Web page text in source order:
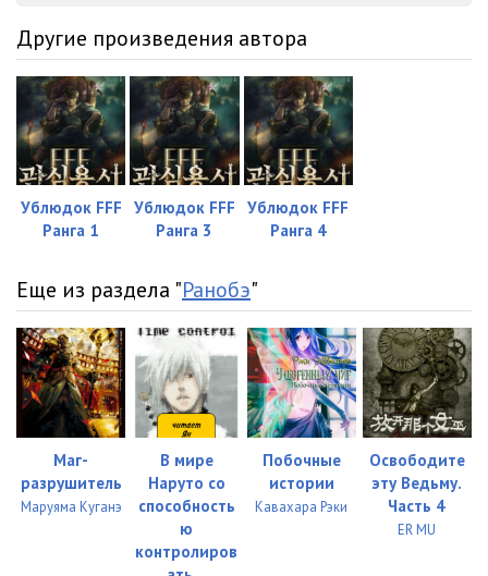
Другие произведения автора
Ублюдок FFF
Ранга 1
Ублюдок FFF
Ранга 3
Ублюдок FFF
Ранга 4
Еще из раздела "Ранобэ"
Маг-
разрушитель
Маруяма Куганэ
В мире
Наруто со
способность
ю
контролиров
Побочные
истории
Кавахара Рэки
Освободите
эту Ведьму.
Часть 4
ER MU